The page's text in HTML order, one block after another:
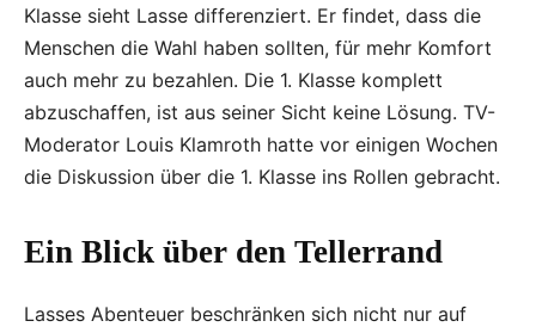
Klasse sieht Lasse differenziert. Er findet, dass die
Menschen die Wahl haben sollten, für mehr Komfort
auch mehr zu bezahlen. Die 1. Klasse komplett
abzuschaffen, ist aus seiner Sicht keine Lösung. TV-
Moderator Louis Klamroth hatte vor einigen Wochen
die Diskussion über die 1. Klasse ins Rollen gebracht.
Ein Blick über den Tellerrand
Lasses Abenteuer beschränken sich nicht nur auf